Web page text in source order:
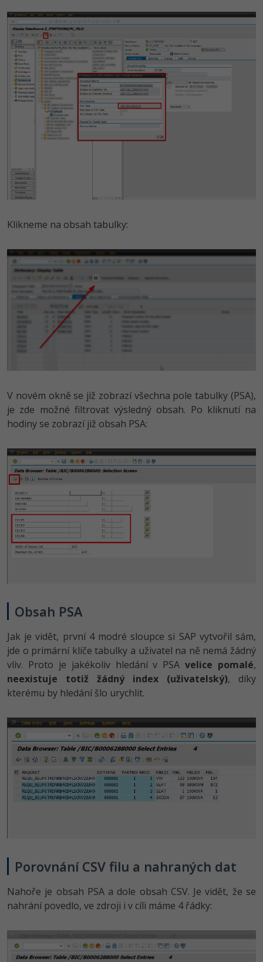
Klikneme na obsah tabulky:
V novém okně se již zobrazí všechna pole tabulky (PSA),
je zde možné filtrovat výsledný obsah. Po kliknutí na
hodiny se zobrazí již obsah PSA:
Obsah PSA
Jak je vidět, první 4 modré sloupce si SAP vytvořil sám,
jde o primární klíče tabulky a uživatel na ně nemá žádný
vliv. Proto je jakékoliv hledání v PSAvelice pomalé,
neexistuje totiž žádný index (uživatelský), díky
kterému by hledání šlo urychlit.
Porovnání CSV filu a nahraných dat
Nahoře je obsah PSA a dole obsah CSV. Je vidět, že se
nahrání povedlo, ve zdroji i v cíli máme 4 řádky: